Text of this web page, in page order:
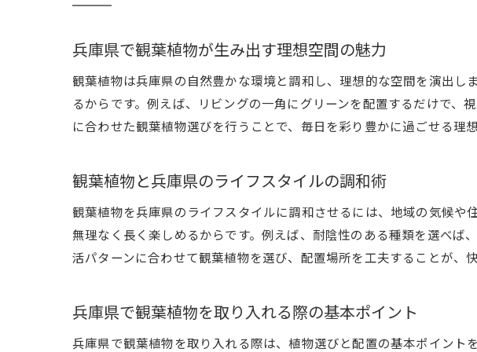
兵庫県に
観葉植物
兵庫県で
兵庫県の
おしゃれ
兵庫県の
大型観葉
おしゃれな空
兵庫県で観葉植物が生み出す理想空間の魅力
観葉植物は兵庫県の自然豊かな環境と調和し、理想的な空間を演出
るからです。例えば、リビングの一角にグリーンを配置するだけで
に合わせた観葉植物選びを行うことで、毎日を彩り豊かに過ごせる理
観葉植物と兵庫県のライフスタイルの調和術
観葉植物を兵庫県のライフスタイルに調和させるには、地域の気候や
無理なく長く楽しめるからです。例えば、耐陰性のある種類を選べ
活パターンに合わせて観葉植物を選び、配置場所を工夫することが、
兵庫県で観葉植物を取り入れる際の基本ポイント
兵庫県で観葉植物を取り入れる際は、植物選びと配置の基本ポイン